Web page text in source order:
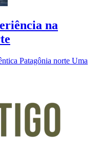
na
Patagônia norte Uma